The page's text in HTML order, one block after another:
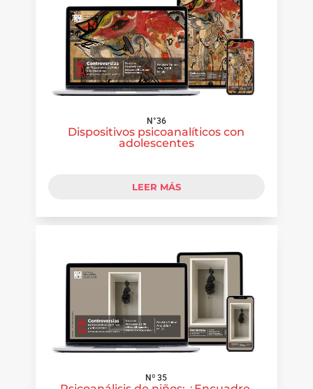
N°36
Dispositivos psicoanalíticos con
adolescentes
LEER MÁS
Nº 35